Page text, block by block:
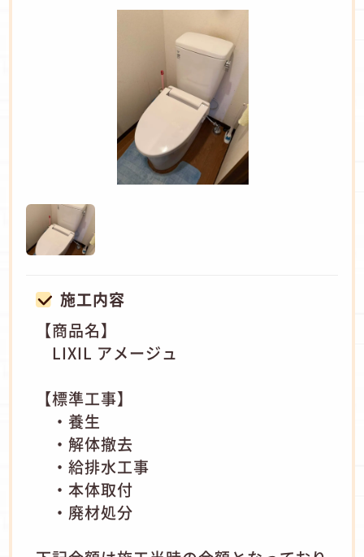
施工内容
【商品名】
LIXIL アメージュ
【標準工事】
・養生
・解体撤去
・給排水工事
・本体取付
・廃材処分